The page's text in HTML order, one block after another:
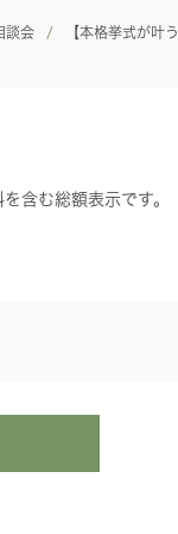
談会 【本格挙式が叶
含む総額表示です。